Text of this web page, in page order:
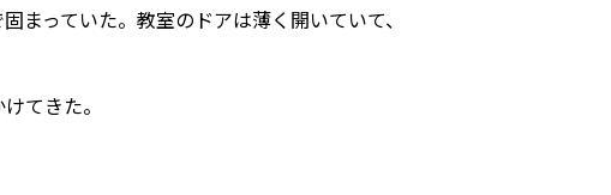
まっていた。教室のドアは薄く開いていて、
てきた。